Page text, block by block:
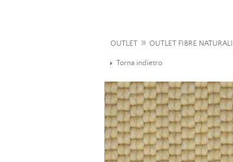
OUTLET » OUTLET FIBRE NATURALI
Torna indietro